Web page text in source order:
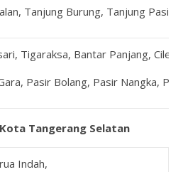
Tanjung Burung, Tanjung Pasir
Tigaraksa, Bantar Panjang,
Pasir Bolang, Pasir Nangka,
Kota Tangerang Selatan
Indah,